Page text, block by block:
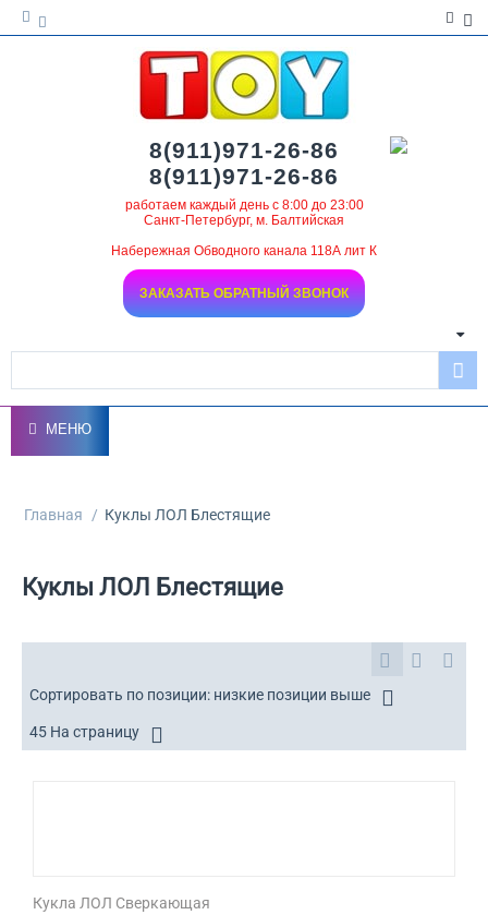
8(911)971-26-86
8(911)971-26-86
работаем каждый день с 8:00 до 23:00
Санкт-Петербург, м. Балтийская
Набережная Обводного канала 118А лит К
ЗАКАЗАТЬ ОБРАТНЫЙ ЗВОНОК
МЕНЮ
Главная / Куклы ЛОЛ Блестящие
Куклы ЛОЛ Блестящие
Сортировать по позиции: низкие позиции выше
45 На страницу
Кукла ЛОЛ Сверкающая